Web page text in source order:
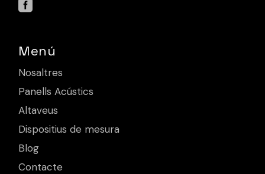
Menú
Nosaltres
Panells Acústics
Altaveus
Dispositius de mesura
Blog
Contacte